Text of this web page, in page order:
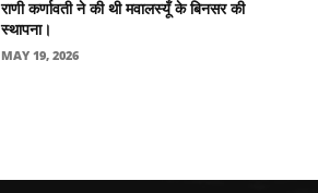
राणी कर्णावती ने की थी मवालस्यूँ के बिनसर की
स्थापना।
MAY 19, 2026